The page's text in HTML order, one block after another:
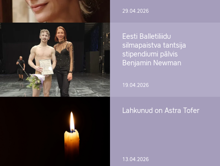
29.04.2026
Eesti Balletiliidu
silmapaistva tantsija
stipendiumi pälvis
Benjamin Newman
19.04.2026
Lahkunud on Astra Tofer
13.04.2026